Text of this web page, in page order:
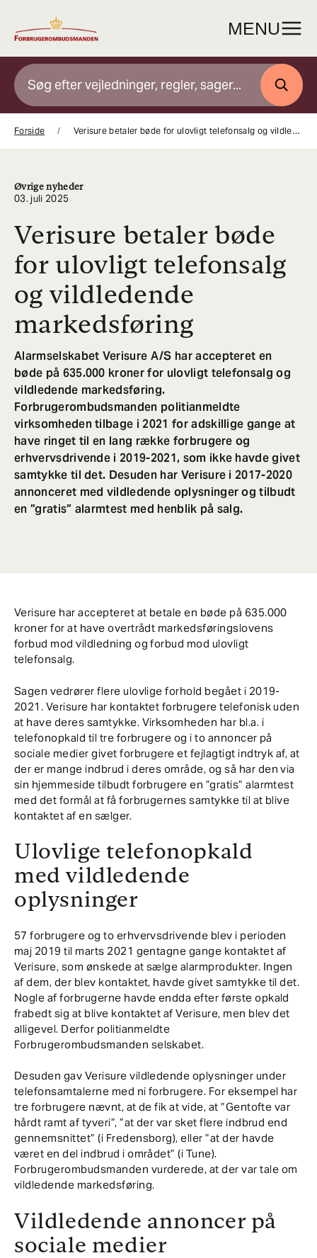
indhold
MENU
SØG
Forside Verisure betaler bøde for ulovligt telefonsalg og vildledende markedsføring
Øvrige nyheder
03. juli 2025
Verisure betaler bøde
for ulovligt telefonsalg
og vildledende
markedsføring
Alarmselskabet Verisure A/S har accepteret en
bøde på 635.000 kroner for ulovligt telefonsalg og
vildledende markedsføring.
Forbrugerombudsmanden politianmeldte
virksomheden tilbage i 2021 for adskillige gange at
have ringet til en lang række forbrugere og
erhvervsdrivende i 2019-2021, som ikke havde givet
samtykke til det. Desuden har Verisure i 2017-2020
annonceret med vildledende oplysninger og tilbudt
en ”gratis” alarmtest med henblik på salg.
Verisure har accepteret at betale en bøde på 635.000
kroner for at have overtrådt markedsføringslovens
forbud mod vildledning og forbud mod ulovligt
telefonsalg.
Sagen vedrører flere ulovlige forhold begået i 2019-
2021. Verisure har kontaktet forbrugere telefonisk uden
at have deres samtykke. Virksomheden har bl.a. i
telefonopkald til tre forbrugere og i to annoncer på
sociale medier givet forbrugere et fejlagtigt indtryk af, at
der er mange indbrud i deres område, og så har den via
sin hjemmeside tilbudt forbrugere en ”gratis” alarmtest
med det formål at få forbrugernes samtykke til at blive
kontaktet af en sælger.
Ulovlige telefonopkald
med vildledende
oplysninger
57 forbrugere og to erhvervsdrivende blev i perioden
maj 2019 til marts 2021 gentagne gange kontaktet af
Verisure, som ønskede at sælge alarmprodukter. Ingen
af dem, der blev kontaktet, havde givet samtykke til det.
Nogle af forbrugerne havde endda efter første opkald
frabedt sig at blive kontaktet af Verisure, men blev det
alligevel. Derfor politianmeldte
Forbrugerombudsmanden selskabet.
Desuden gav Verisure vildledende oplysninger under
telefonsamtalerne med ni forbrugere. For eksempel har
tre forbrugere nævnt, at de fik at vide, at ”Gentofte var
hårdt ramt af tyveri”, ”at der var sket flere indbrud end
gennemsnittet” (i Fredensborg), eller ”at der havde
været en del indbrud i området” (i Tune).
Forbrugerombudsmanden vurderede, at der var tale om
vildledende markedsføring.
Vildledende annoncer på
sociale medier